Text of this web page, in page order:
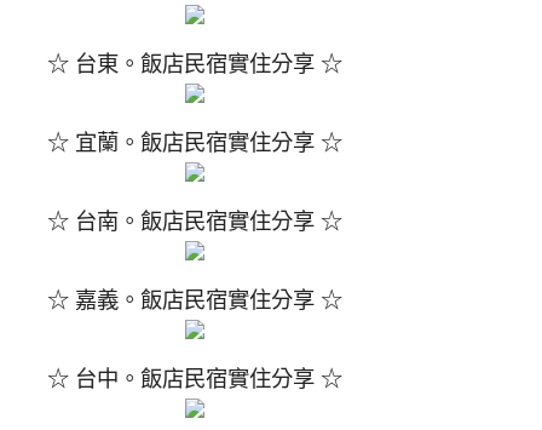
☆ 台東。飯店民宿實住分享 ☆
☆ 宜蘭。飯店民宿實住分享 ☆
☆ 台南。飯店民宿實住分享 ☆
☆ 嘉義。飯店民宿實住分享 ☆
☆ 台中。飯店民宿實住分享 ☆